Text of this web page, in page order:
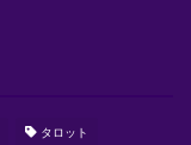
タロット